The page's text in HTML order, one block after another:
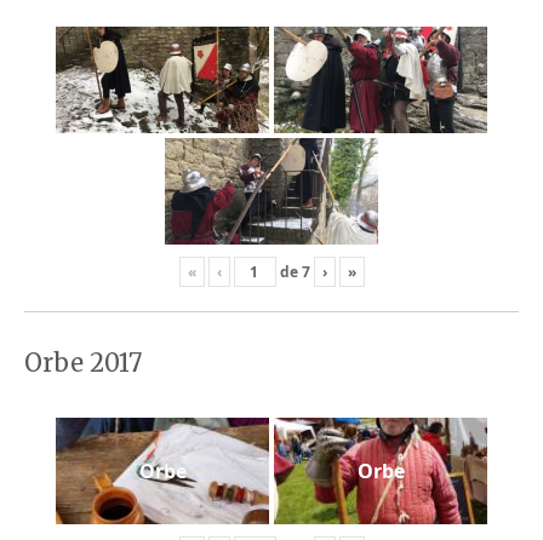
« ‹ de7 › »
Orbe 2017
Orbe Orbe